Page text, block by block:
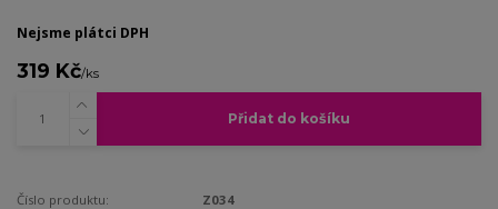
Nejsme plátci DPH
319 Kč/ks
Přidat do košíku
Číslo produktu:
Z034